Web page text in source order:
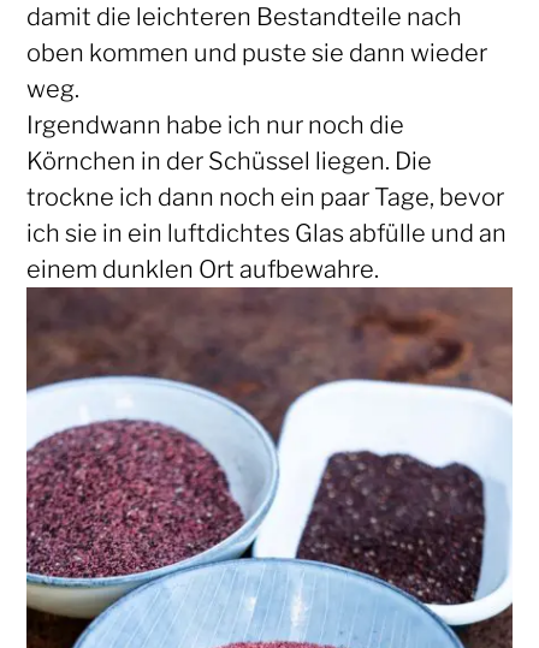
damit die leichteren Bestandteile nach
oben kommen und puste sie dann wieder
weg.
Irgendwann habe ich nur noch die
Körnchen in der Schüssel liegen. Die
trockne ich dann noch ein paar Tage, bevor
ich sie in ein luftdichtes Glas abfülle und an
einem dunklen Ort aufbewahre.